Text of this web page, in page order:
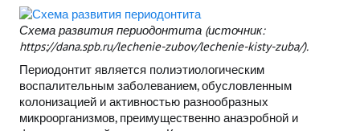
Схема развития периодонтита (источник:
https://dana.spb.ru/lechenie-zubov/lechenie-kisty-zuba/).
Периодонтит является полиэтиологическим
воспалительным заболеванием, обусловленным
колонизацией и активностью разнообразных
микроорганизмов, преимущественно анаэробной и